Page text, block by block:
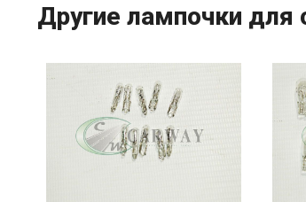
Другие лампочки для